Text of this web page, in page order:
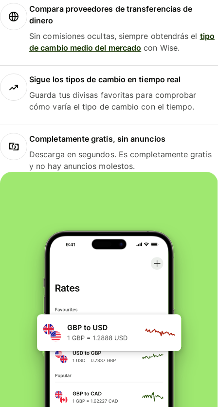
Compara proveedores de transferencias de
dinero
Sin comisiones ocultas, siempre obtendrás el tipo
de cambio medio del mercado con Wise.
Sigue los tipos de cambio en tiempo real
Guarda tus divisas favoritas para comprobar
cómo varía el tipo de cambio con el tiempo.
Completamente gratis, sin anuncios
Descarga en segundos. Es completamente gratis
y no hay anuncios molestos.